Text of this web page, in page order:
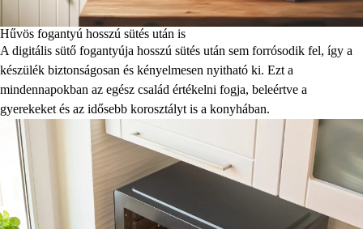
Hűvös fogantyú hosszú sütés után is
A digitális sütő fogantyúja hosszú sütés után sem forrósodik fel, így a
készülék biztonságosan és kényelmesen nyitható ki. Ezt a
mindennapokban az egész család értékelni fogja, beleértve a
gyerekeket és az idősebb korosztályt is a konyhában.